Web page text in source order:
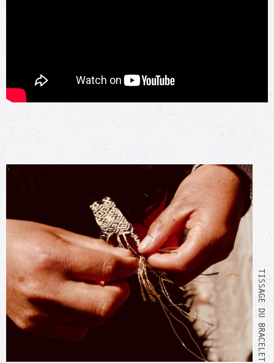
TISSAGE DU BRACELET